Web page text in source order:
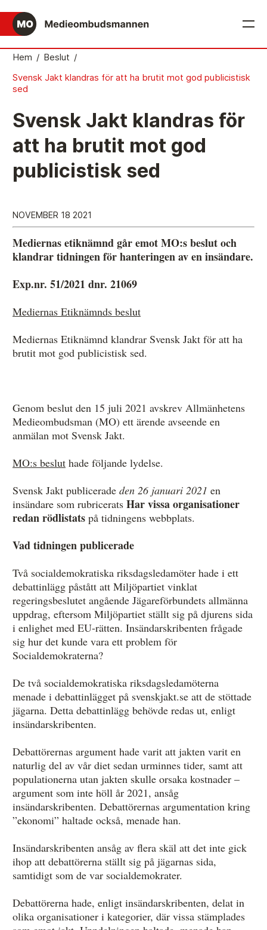
Det medieetiska systemet
Mediernas Etiknämnd fattar de avgörande besluten
Publicitetsreglerna – grunden i det medieetiska
systemet
Vill du ansluta till det medieetiska systemet?
Medieetikens historia
Instruktion för Allmänhetens Medieombudsman
Anmälan och beslut
Från anmälan till beslut – så går det till
Fyll i din anmälan
Regler för medier i processen hos MO
Skillnaden mellan Granskningsnämnden och MO
Övrigt
Årsberättelser
Våra huvudmän
Ledamöter i Mediernas Etiknämnd
Stadgar för Mediernas Etiknämnd
Jobba hos oss!
Pressbilder
Hem / Beslut /
Svensk Jakt klandras för att ha brutit mot god publicistisk
sed
Svensk Jakt klandras för
att ha brutit mot god
publicistisk sed
NOVEMBER 18 2021
Mediernas etiknämnd går emot MO:s beslut och
klandrar tidningen för hanteringen av en insändare.
Exp.nr. 51/2021 dnr. 21069
Mediernas Etiknämnds beslut
Mediernas Etiknämnd klandrar Svensk Jakt för att ha
brutit mot god publicistisk sed.
Genom beslut den 15 juli 2021 avskrev Allmänhetens
Medieombudsman (MO) ett ärende avseende en
anmälan mot Svensk Jakt.
MO:s beslut hade följande lydelse.
Svensk Jakt publicerade den 26 januari 2021 en
insändare som rubricerats Har vissa organisationer
redan rödlistats på tidningens webbplats.
Vad tidningen publicerade
Två socialdemokratiska riksdagsledamöter hade i ett
debattinlägg påstått att Miljöpartiet vinklat
regeringsbeslutet angående Jägareförbundets allmänna
uppdrag, eftersom Miljöpartiet ställt sig på djurens sida
i enlighet med EU-rätten. Insändarskribenten frågade
sig hur det kunde vara ett problem för
Socialdemokraterna?
De två socialdemokratiska riksdagsledamöterna
menade i debattinlägget på svenskjakt.se att de stöttade
jägarna. Detta debattinlägg behövde redas ut, enligt
insändarskribenten.
Debattörernas argument hade varit att jakten varit en
naturlig del av vår diet sedan urminnes tider, samt att
populationerna utan jakten skulle orsaka kostnader –
argument som inte höll år 2021, ansåg
insändarskribenten. Debattörernas argumentation kring
”ekonomi” haltade också, menade han.
Insändarskribenten ansåg av flera skäl att det inte gick
ihop att debattörerna ställt sig på jägarnas sida,
samtidigt som de var socialdemokrater.
Debattörerna hade, enligt insändarskribenten, delat in
olika organisationer i kategorier, där vissa stämplades